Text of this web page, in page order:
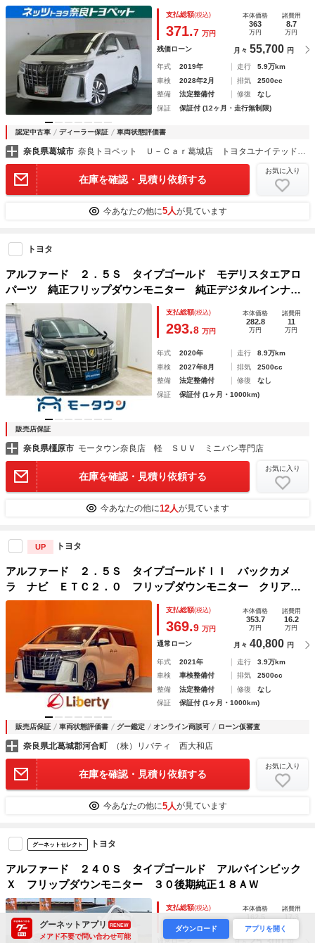
ビ Ｗエアコン ＡＣ１００Ｖ電源 横滑り防止 セキュリテ
ィー ＥＴＣ車載器 クルコン ３列 ＬＥＤヘッドライト
パワーステ
支払総額(税込)
371.7 万円
本体価格
363
万円
諸費用
8.7
万円
残価ローン 月々 55,700 円
年式 2019年 走行
5.9万km
車検
2028年2月 排気
2500cc
整備
法定整備付 修復
なし
保証
保証付 (12ヶ月・走行無制限)
認定中古車 ディーラー保証 車両状態評価書
奈良県葛城市
在庫を確認・見積り依頼する
お気に入り
今あなたの他に5人が見ています
トヨタ
アルファード ２．５Ｓ タイプゴールド モデリスタエアロ
パーツ 純正フリップダウンモニター 純正デジタルインナー
ミラー ディスプレイオーディオ ハーフレザーシート ブラ
インドスポットモニター
支払総額(税込)
293.8 万円
本体価格
282.8
万円
諸費用
11
万円
年式 2020年 走行
8.9万km
車検
2027年8月 排気
2500cc
整備
法定整備付 修復
なし
保証
保証付 (1ヶ月・1000km)
販売店保証
奈良県橿原市 モータウン奈良店 軽 ＳＵＶ ミニバン専門店
在庫を確認・見積り依頼する
お気に入り
今あなたの他に12人が見ています
UP トヨタ
アルファード ２．５Ｓ タイプゴールドＩＩ バックカメ
ラ ナビ ＥＴＣ２．０ フリップダウンモニター クリアラ
ンスソナー オートクルーズコントロール 衝突被害軽減シス
テム 両側電動スライドドア オートマチックハイビーム Ｌ
ＥＤヘッドランプ
支払総額(税込)
369.9 万円
本体価格
353.7
万円
諸費用
16.2
万円
通常ローン 月々 40,800 円
年式 2021年 走行
3.9万km
車検
車検整備付 排気
2500cc
整備
法定整備付 修復
なし
保証
保証付 (1ヶ月・1000km)
販売店保証 車両状態評価書 グー鑑定 オンライン商談可 ローン仮審査
奈良県北葛城郡河合町 （株）リバティ 西大和店
在庫を確認・見積り依頼する
お気に入り
今あなたの他に5人が見ています
グーネットセレクト トヨタ
アルファード ２４０Ｓ タイプゴールド アルパインビック
Ｘ フリップダウンモニター ３０後期純正１８ＡＷ
支払総額(税込)
179.8万円
本体価格
162.5
万円
諸費用
17.3
通常ローン
グーネットアプリ RENEW
メアド不要で問い合わせ可能
ダウンロード アプリを開く